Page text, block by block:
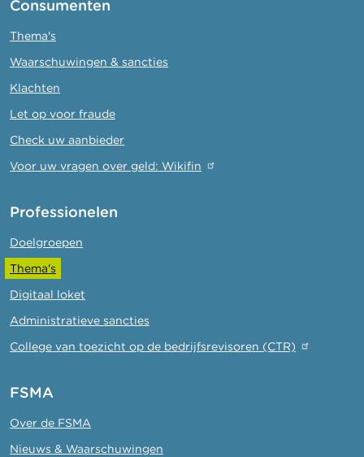
Consumenten
Thema's
Waarschuwingen & sancties
Klachten
Let op voor fraude
Check uw aanbieder
Voor uw vragen over geld: Wikifin
Professionelen
Doelgroepen
Thema's
Digitaal loket
Administratieve sancties
College van toezicht op de bedrijfsrevisoren (CTR)
FSMA
Over de FSMA
Nieuws & Waarschuwingen